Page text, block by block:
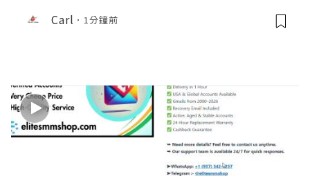
Carl 1分鐘前